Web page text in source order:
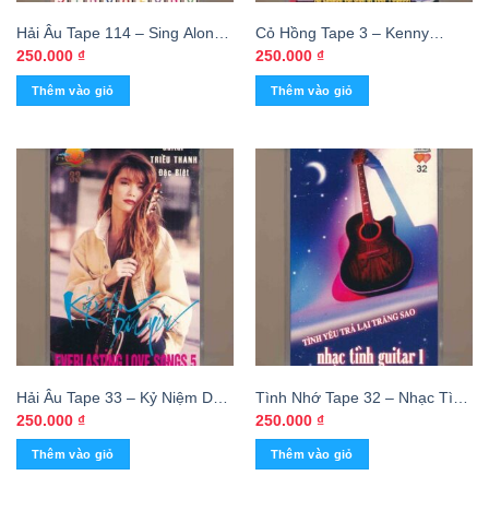
Hải Âu Tape 114 – Sing Along
With Family Love (KGTUS)
250.000 ₫
Thêm vào giỏ
Cỏ Hồng Tape 3 – Kenny
Dalena Don Hồ In Hong Kong
(KGTUS)
250.000 ₫
Thêm vào giỏ
Hải Âu Tape 33 – Kỷ Niệm Dấu
Yêu – Guitar Triều Thanh Đặc
Biệt (Everlasting Love Songs 5)
KGTUS
250.000 ₫
Thêm vào giỏ
Tình Nhớ Tape 32 – Nhạc Tình
Guitar 1 – Tình Yêu Trả Lại
Trăng Sao (KGTUS)
250.000 ₫
Thêm vào giỏ